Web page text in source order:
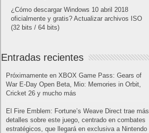
¿Cómo descargar Windows 10 abril 2018
oficialmente y gratis? Actualizar archivos ISO
(32 bits / 64 bits)
Entradas recientes
Próximamente en XBOX Game Pass: Gears of
War E-Day Open Beta, Mio: Memories in Orbit,
Cricket 26 y mucho más
El Fire Emblem: Fortune’s Weave Direct trae más
detalles sobre este juego, centrado en combates
estratégicos, que llegará en exclusiva a Nintendo